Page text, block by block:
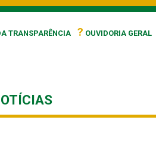
TRANSPARÊNCIA ? OUVIDORIA GERAL